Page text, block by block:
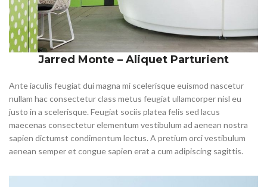
Jarred Monte – Aliquet Parturient
Ante iaculis feugiat dui magna mi scelerisque euismod nascetur
nullam hac consectetur class metus feugiat ullamcorper nisl eu
justo in a scelerisque. Feugiat sociis platea felis sed lacus
maecenas consectetur elementum vestibulum ad aenean nostra
sapien dictumst condimentum lectus. A pretium orci vestibulum
aenean semper et congue sapien erat a cum adipiscing sagittis.